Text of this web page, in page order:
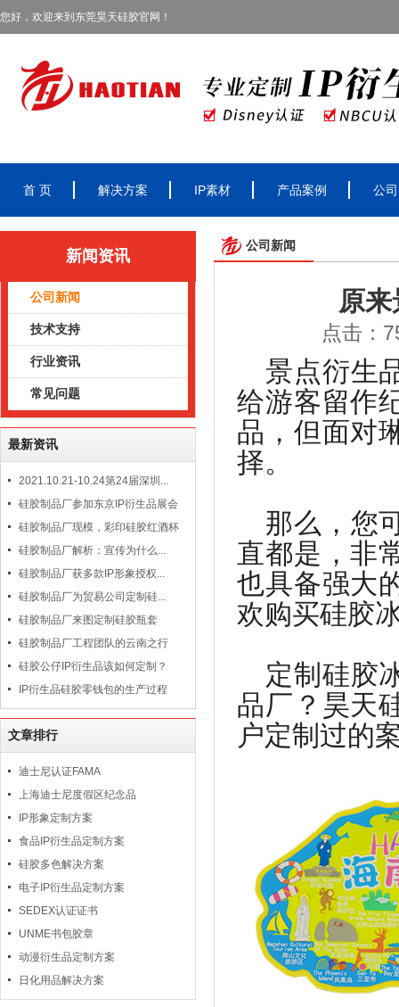
您好，欢迎来到东莞昊天硅胶官网！
首 页 解决方案 IP素材 产品案例 公
新闻资讯
公司新闻
技术支持
行业资讯
常见问题
最新资讯
2021.10.21-10.24第24届深圳...
硅胶制品厂参加东京IP衍生品展会
硅胶制品厂现模，彩印硅胶红酒杯
硅胶制品厂解析：宣传为什么...
硅胶制品厂获多款IP形象授权...
硅胶制品厂为贸易公司定制硅...
硅胶制品厂来图定制硅胶瓶套
硅胶制品厂工程团队的云南之行
硅胶公仔IP衍生品该如何定制？
IP衍生品硅胶零钱包的生产过程
文章排行
迪士尼认证FAMA
上海迪士尼度假区纪念品
IP形象定制方案
食品IP衍生品定制方案
硅胶多色解决方案
电子IP衍生品定制方案
SEDEX认证证书
UNME书包胶章
动漫衍生品定制方案
日化用品解决方案
公司新闻
原
点击：
景点衍生
给游客留作
品，但面对
择。
那么，您
直都是，非
也具备强大
欢购买硅胶
定制硅胶
品厂？昊天
户定制过的